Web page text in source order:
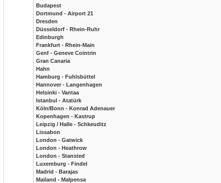
Budapest
Dortmund - Airport 21
Dresden
Düsseldorf - Rhein-Ruhr
Edinburgh
Frankfurt - Rhein-Main
Genf - Geneve Cointrin
Gran Canaria
Hahn
Hamburg - Fuhlsbüttel
Hannover - Langenhagen
Helsinki - Vantaa
Istanbul - Atatürk
Köln/Bonn - Konrad Adenauer
Kopenhagen - Kastrup
Leipzig / Halle - Schkeuditz
Lissabon
London - Gatwick
London - Heathrow
London - Stansted
Luxemburg - Findel
Madrid - Barajas
Mailand - Malpensa